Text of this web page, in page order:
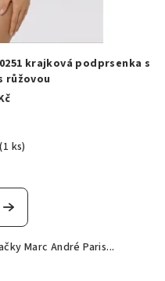
krajková podprsenka s
růžovou
(1 ks)
Marc André Paris...